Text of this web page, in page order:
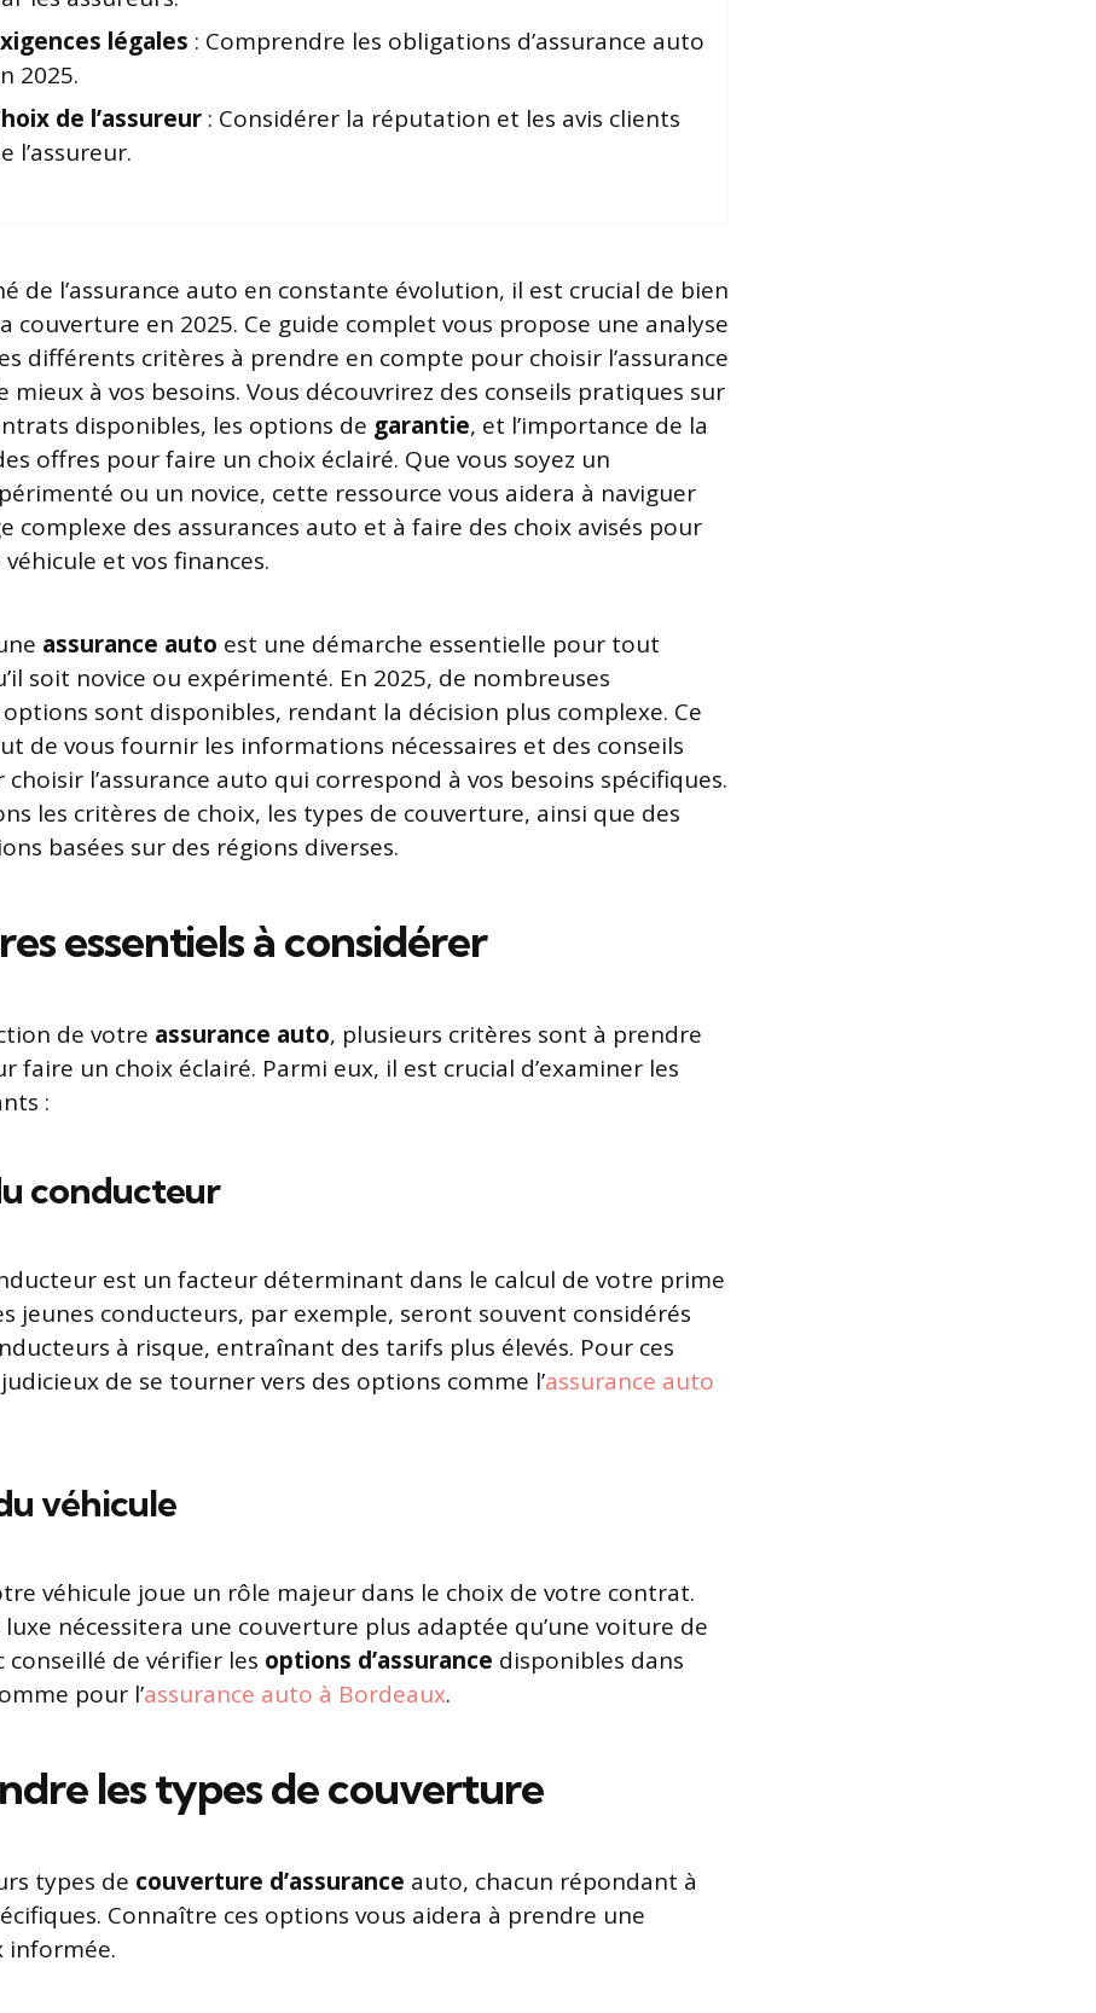
légales : Comprendre les obligations d’assurance auto
2025.
de l’assureur : Considérer la réputation et les avis clients
l’assureur.
de l’assurance auto en constante évolution, il est crucial de bien
couverture en 2025. Ce guide complet vous propose une analyse
différents critères à prendre en compte pour choisir l’assurance
mieux à vos besoins. Vous découvrirez des conseils pratiques sur
disponibles, les options de garantie, et l’importance de la
offres pour faire un choix éclairé. Que vous soyez un
ou un novice, cette ressource vous aidera à naviguer
complexe des assurances auto et à faire des choix avisés pour
et vos finances.
assurance auto est une démarche essentielle pour tout
soit novice ou expérimenté. En 2025, de nombreuses
sont disponibles, rendant la décision plus complexe. Ce
de vous fournir les informations nécessaires et des conseils
l’assurance auto qui correspond à vos besoins spécifiques.
les critères de choix, les types de couverture, ainsi que des
basées sur des régions diverses.
essentiels à considérer
de votre assurance auto, plusieurs critères sont à prendre
faire un choix éclairé. Parmi eux, il est crucial d’examiner les
:
conducteur
est un facteur déterminant dans le calcul de votre prime
jeunes conducteurs, par exemple, seront souvent considérés
à risque, entraînant des tarifs plus élevés. Pour ces
de se tourner vers des options comme l’assurance auto
véhicule
véhicule joue un rôle majeur dans le choix de votre contrat.
luxe nécessitera une couverture plus adaptée qu’une voiture de
conseillé de vérifier les options d’assurance disponibles dans
pour l’assurance auto à Bordeaux.
les types de couverture
types de couverture d’assurance auto, chacun répondant à
Connaître ces options vous aidera à prendre une
informée.